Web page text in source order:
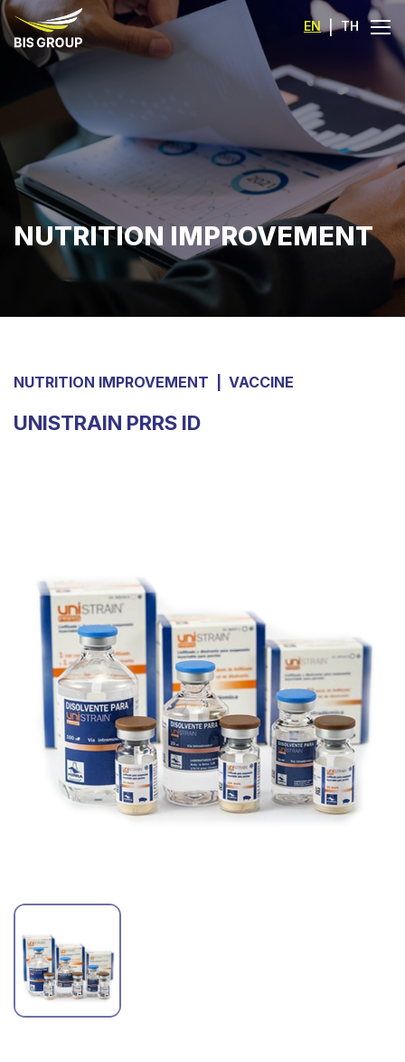
EN | TH
NUTRITION IMPROVEMENT
NUTRITION IMPROVEMENT VACCINE
UNISTRAIN PRRS ID